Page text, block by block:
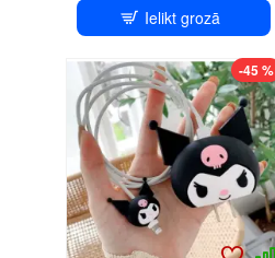
Ielikt grozā
-45 %